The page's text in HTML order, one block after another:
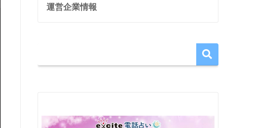
運営企業情報